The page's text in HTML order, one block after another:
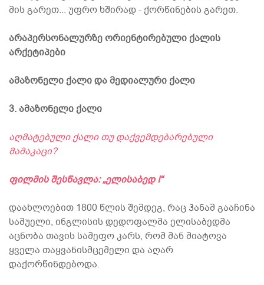
მის გარეთ... უფრო ხშირად - ქორწინების გარეთ.
არაპერსონალურზე ორიენტირებული ქალის
არქეტიპები
ამაზონელი ქალი და მედიალური ქალი
3. ამაზონელი ქალი
აღმატებული ქალი თუ დაქვემდებარებული
მამაკაცი?
ფილმის შესწავლა: „ელისაბედ I“
დაახლოებით 1800 წლის შემდეგ, რაც ჰანამ გააჩინა
სამუელი, ინგლისის დედოფალმა ელისაბედმა
აცნობა თავის სამეფო კარს, რომ მან მიატოვა
ყველა თაყვანისმცემელი და აღარ
დაქორწინდებოდა.